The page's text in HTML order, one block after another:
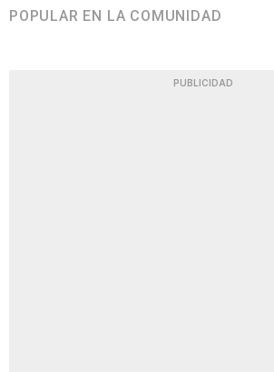
POPULAR EN LA COMUNIDAD
PUBLICIDAD